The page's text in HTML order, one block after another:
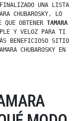
UNA LISTA
CHUBAROSKY, LO
OBTENER TAMARA
Y VELOZ PARA TI
BENEFICIOSO SITIO
CHUBAROSKY EN